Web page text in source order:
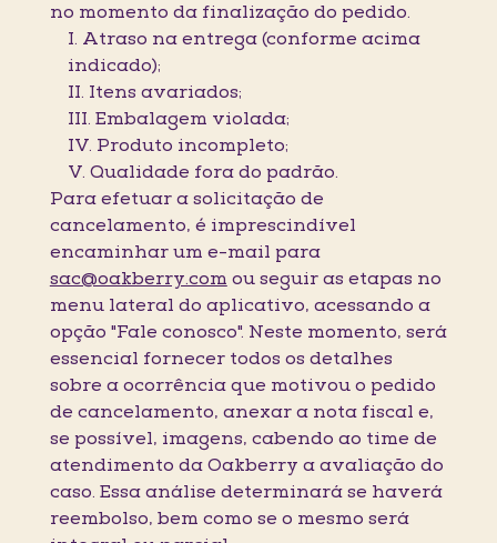
no momento da finalização do pedido.
I. Atraso na entrega (conforme acima
indicado);
II. Itens avariados;
III. Embalagem violada;
IV. Produto incompleto;
V. Qualidade fora do padrão.
Para efetuar a solicitação de
cancelamento, é imprescindível
encaminhar um e-mail para
sac@oakberry.com ou seguir as etapas no
menu lateral do aplicativo, acessando a
opção "Fale conosco". Neste momento, será
essencial fornecer todos os detalhes
sobre a ocorrência que motivou o pedido
de cancelamento, anexar a nota fiscal e,
se possível, imagens, cabendo ao time de
atendimento da Oakberry a avaliação do
caso. Essa análise determinará se haverá
reembolso, bem como se o mesmo será